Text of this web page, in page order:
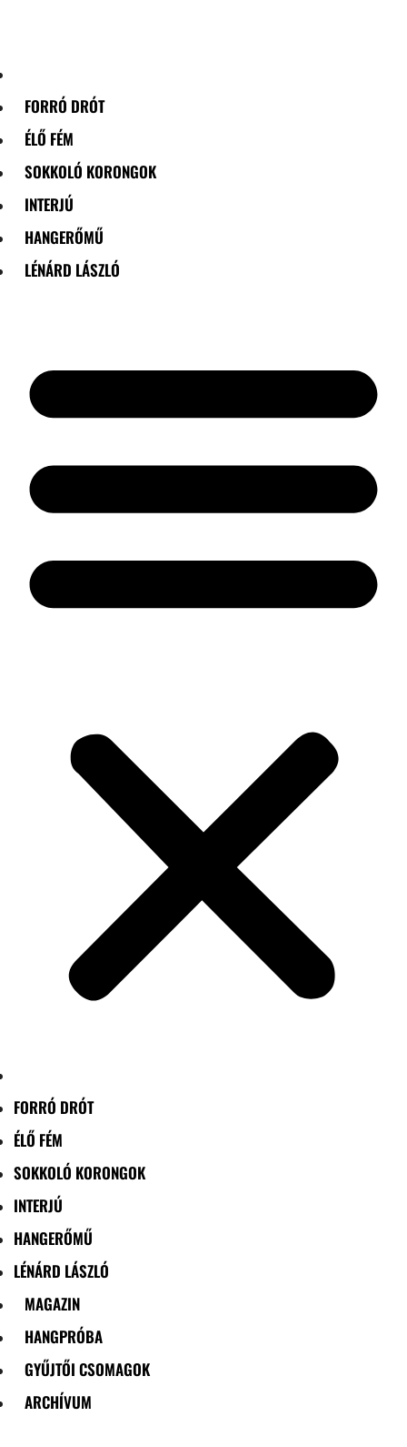
FORRÓ DRÓT
ÉLŐ FÉM
SOKKOLÓ KORONGOK
INTERJÚ
HANGERŐMŰ
LÉNÁRD LÁSZLÓ
FORRÓ DRÓT
ÉLŐ FÉM
SOKKOLÓ KORONGOK
INTERJÚ
HANGERŐMŰ
LÉNÁRD LÁSZLÓ
MAGAZIN
HANGPRÓBA
GYŰJTŐI CSOMAGOK
ARCHÍVUM